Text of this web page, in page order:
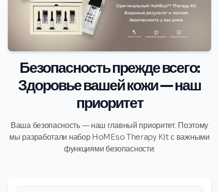
Безопасность прежде всего:
Здоровье вашей кожи — наш
приоритет
Ваша безопасность — наш главный приоритет. Поэтому
мы разработали набор HoMEso Therapy Kit с важными
функциями безопасности: